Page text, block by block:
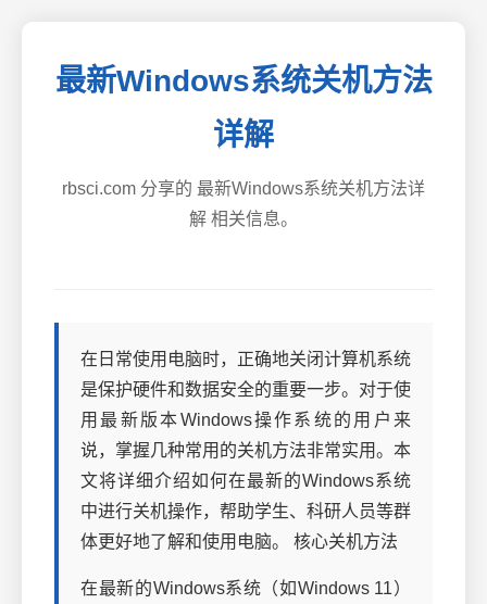
最新Windows系统关机方法
详解
rbsci.com 分享的 最新Windows系统关机方法详
解 相关信息。
在日常使用电脑时，正确地关闭计算机系统
是保护硬件和数据安全的重要一步。对于使
用最新版本Windows操作系统的用户来
说，掌握几种常用的关机方法非常实用。本
文将详细介绍如何在最新的Windows系统
中进行关机操作，帮助学生、科研人员等群
体更好地了解和使用电脑。 核心关机方法
在最新的Windows系统（如Windows 11）